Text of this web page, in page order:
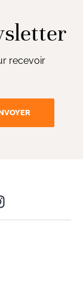
recevoir